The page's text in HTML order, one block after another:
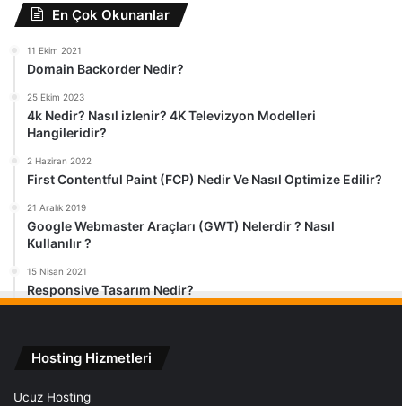
En Çok Okunanlar
11 Ekim 2021
Domain Backorder Nedir?
25 Ekim 2023
4k Nedir? Nasıl izlenir? 4K Televizyon Modelleri
Hangileridir?
2 Haziran 2022
First Contentful Paint (FCP) Nedir Ve Nasıl Optimize Edilir?
21 Aralık 2019
Google Webmaster Araçları (GWT) Nelerdir ? Nasıl
Kullanılır ?
15 Nisan 2021
Responsive Tasarım Nedir?
Hosting Hizmetleri
Ucuz Hosting